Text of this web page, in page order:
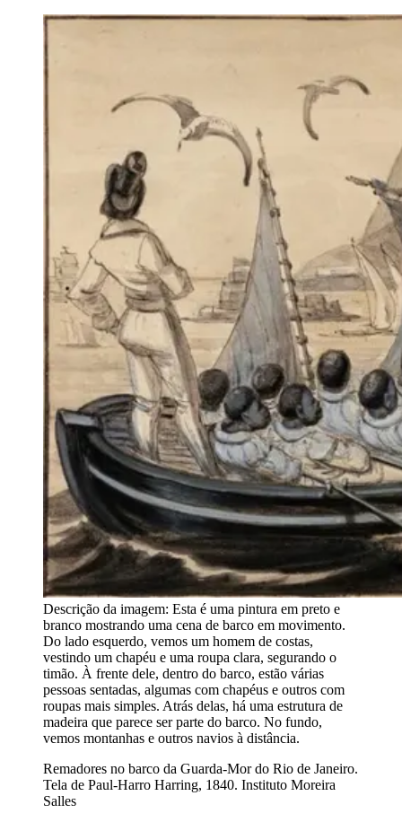
Descrição da imagem: Esta é uma pintura em preto e
branco mostrando uma cena de barco em movimento.
Do lado esquerdo, vemos um homem de costas,
vestindo um chapéu e uma roupa clara, segurando o
timão. À frente dele, dentro do barco, estão várias
pessoas sentadas, algumas com chapéus e outros com
roupas mais simples. Atrás delas, há uma estrutura de
madeira que parece ser parte do barco. No fundo,
vemos montanhas e outros navios à distância.
Remadores no barco da Guarda-Mor do Rio de Janeiro.
Tela de Paul-Harro Harring, 1840. Instituto Moreira
Salles